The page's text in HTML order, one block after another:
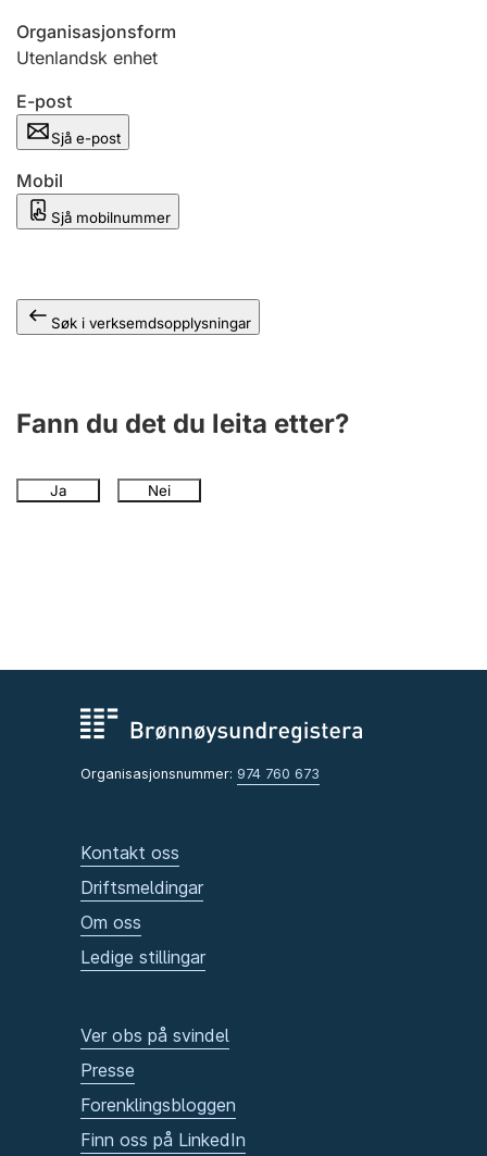
Ektepaktrettleiaren
Andre tema
Organisasjonsform
Utenlandsk enhet
E-post
Sjå e-post
Mobil
Sjå mobilnummer
Søk i verksemdsopplysningar
Fann du det du leita etter?
Ja Nei
Organisasjonsnummer: 974 760 673
Kontakt oss
Driftsmeldingar
Om oss
Ledige stillingar
Ver obs på svindel
Presse
Forenklingsbloggen
Finn oss på LinkedIn